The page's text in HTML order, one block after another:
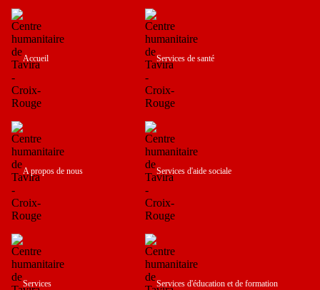
Accueil
A propos de nous
Services
Services de santé
Services d'aide sociale
Services d'éducation et de formation